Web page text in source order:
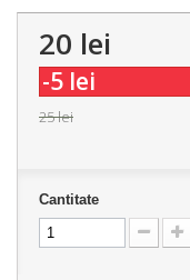
20 lei
-5 lei
25 lei
Cantitate